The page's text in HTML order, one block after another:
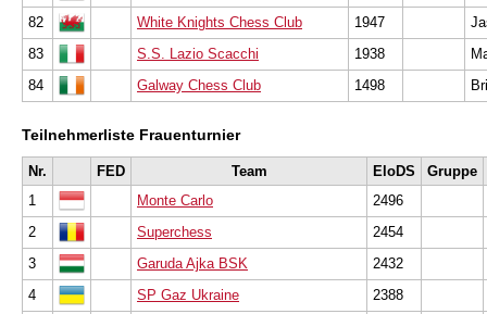
82
White Knights Chess Club 1947
83
S.S. Lazio Scacchi 1938
84
Galway Chess Club 1498
Teilnehmerliste Frauenturnier
Nr. FED Team EloDS
Gruppe
1
Monte Carlo
2496
2
Superchess
2454
3
Garuda Ajka BSK
2432
4
SP Gaz Ukraine
2388